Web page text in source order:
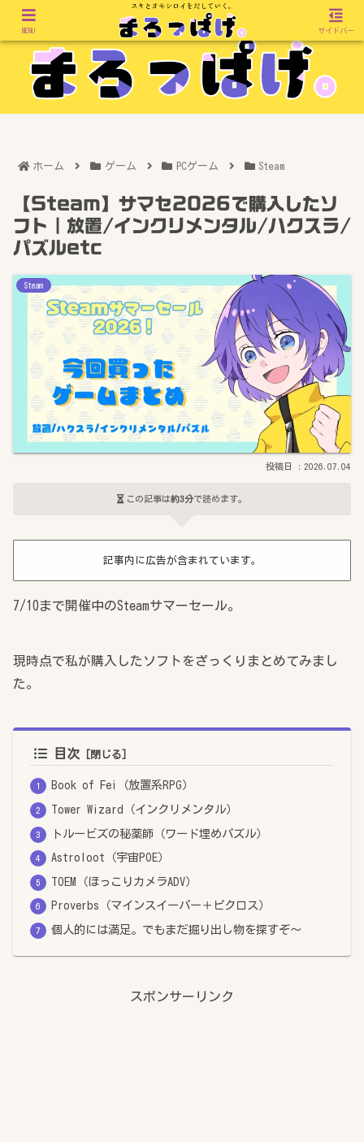
ホーム ゲーム PCゲーム Steam
【Steam】サマセ2026で購入したソ
フト｜放置/インクリメンタル/ハクスラ/
パズルetc
Steam
2026.07.04
この記事は約3分で読めます。
記事内に広告が含まれています。
7/10まで開催中のSteamサマーセール。
現時点で私が購入したソフトをざっくりまとめてみまし
た。
目次
Book of Fei（放置系RPG）
Tower Wizard（インクリメンタル）
トルービズの秘薬師（ワード埋めパズル）
Astroloot（宇宙POE）
TOEM（ほっこりカメラADV）
Proverbs（マインスイーパー＋ピクロス）
個人的には満足。でもまだ掘り出し物を探すぞ～
スポンサーリンク
MENU サイドバー